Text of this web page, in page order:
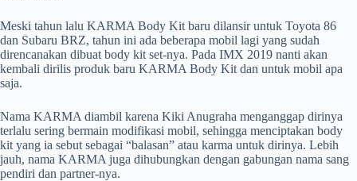
Meski tahun lalu KARMA Body Kit baru dilansir untuk Toyota 86
dan Subaru BRZ, tahun ini ada beberapa mobil lagi yang sudah
direncanakan dibuat body kit set-nya. Pada IMX 2019 nanti akan
kembali dirilis produk baru KARMA Body Kit dan untuk mobil apa
saja.
Nama KARMA diambil karena Kiki Anugraha menganggap dirinya
terlalu sering bermain modifikasi mobil, sehingga menciptakan body
kit yang ia sebut sebagai “balasan” atau karma untuk dirinya. Lebih
jauh, nama KARMA juga dihubungkan dengan gabungan nama sang
pendiri dan partner-nya.